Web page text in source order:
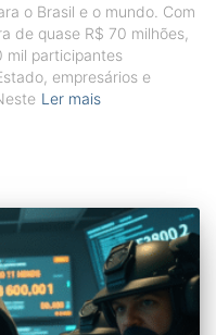
o Brasil e o mundo. Com
de quase R$ 70 milhões,
mil participantes
empresários e
Ler mais